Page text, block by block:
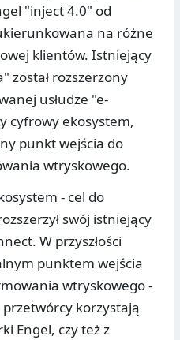
"inject 4.0" od
na różne
klientów. Istniejący
został rozszerzony
usłudze "e-
cyfrowy ekosystem,
punkt wejścia do
wtryskowego.
- cel do
swój istniejący
W przyszłości
punktem wejścia
wtryskowego -
korzystają
Engel, czy też z